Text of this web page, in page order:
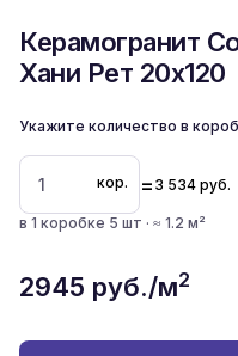
Керамогранит
Хани Рет 20x120
Укажите количество в
кор. = 3 534 руб.
в 1 коробке 5 шт · ≈ 1.2 м²
2945 руб./м2